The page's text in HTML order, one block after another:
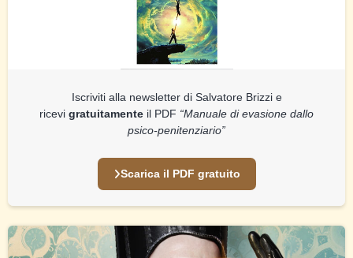
Iscriviti alla newsletter di Salvatore Brizzi e
ricevi gratuitamente il PDF “Manuale di evasione dallo
psico-penitenziario”
Scarica il PDF gratuito